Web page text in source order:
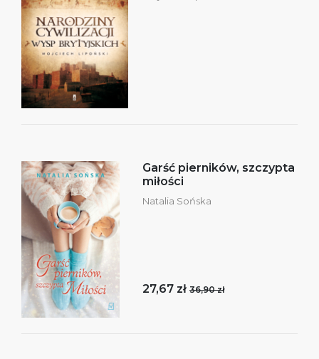
Garść pierników, szczypta
miłości
Natalia Sońska
27,67 zł 36,90 zł